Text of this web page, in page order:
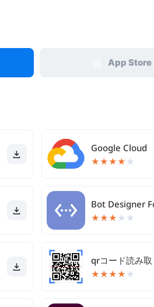
App Store
Google Cloud
★★★★ ★
★★★ ★ ★
★★★★ ★